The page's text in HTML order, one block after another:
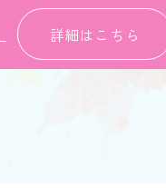
詳細はこちら